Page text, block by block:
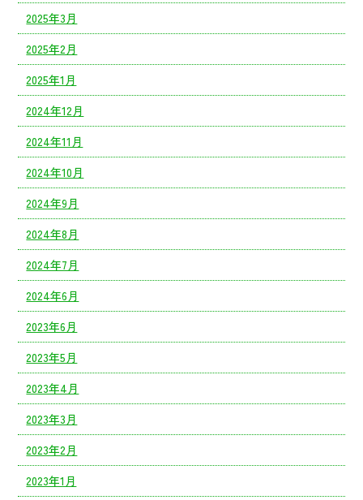
2025年3月
2025年2月
2025年1月
2024年12月
2024年11月
2024年10月
2024年9月
2024年8月
2024年7月
2024年6月
2023年6月
2023年5月
2023年4月
2023年3月
2023年2月
2023年1月